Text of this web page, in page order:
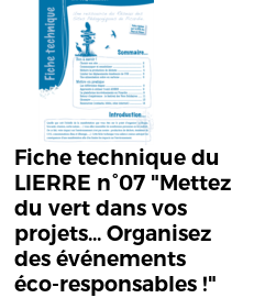
Fiche technique du
LIERRE n°07 "Mettez
du vert dans vos
projets... Organisez
des événements
éco-responsables !"